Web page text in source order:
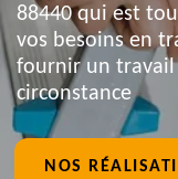
88440 qui est
vos besoins en
fournir un
circonstance
NOS